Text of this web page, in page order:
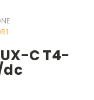
C T4-
dc